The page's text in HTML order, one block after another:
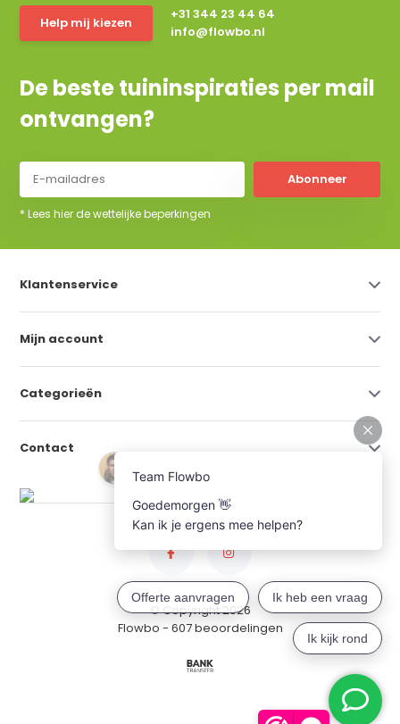
Help mij kiezen
+31 344 23 44 64
info@flowbo.nl
De beste tuininspiraties per mail
ontvangen?
Abonneer
* Lees hier de wettelijke beperkingen
Klantenservice
Mijn account
Categorieën
Contact
© Copyright 2026
Flowbo - 607 beoordelingen